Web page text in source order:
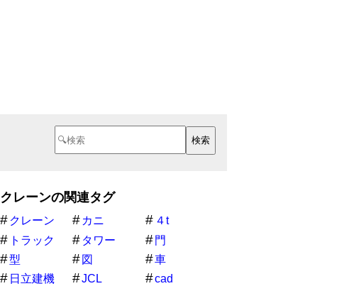
クレーンの関連タグ
クレーン カニ
４t
トラック
タワー
門
型
図
車
日立建機
JCL
cad